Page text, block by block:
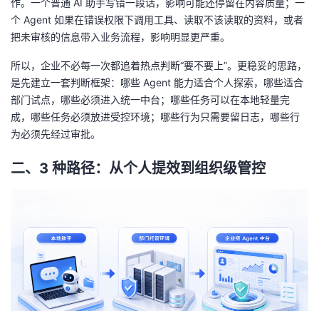
堂
的
课
我
的
我
的
技
术
我
的
云
作。一个普通 AI 助手写错一段话，影响可能还停留在内容质量；一
个 Agent 如果在错误权限下调用工具、读取不该读取的资料，或者
把未审核的信息带入业务流程，影响明显更严重。
所以，企业不必每一次都追着热点判断“要不要上”。更稳妥的思路，
是先建立一套判断框架：哪些 Agent 能力适合个人探索，哪些适合
部门试点，哪些必须进入统一中台；哪些任务可以在本地轻量完
成，哪些任务必须放进受控环境；哪些行为只需要留日志，哪些行
为必须先经过审批。
二、3 种路径：从个人提效到组织级管控